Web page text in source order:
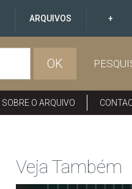
ARQUIVOS +
OK
SOBRE O ARQUIVO
Veja Também